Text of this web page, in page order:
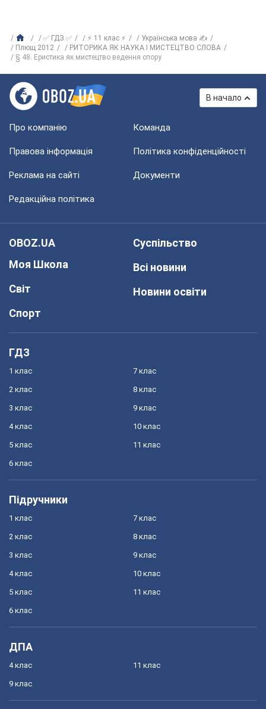
✅ ГДЗ ✅ ⚡ 11 клас ⚡
Українська мова ✍
Плющ 2012
РИТОРИКА ЯК НАУКА І МИСТЕЦТВО СЛОВА
§ 48. Еристика як мистецтво ведення спору
В начало
Про компанію Команда
Правова інформація Політика конфіденційності
Реклама на сайті Документи
Редакційна політика
OBOZ.UA
Моя Школа
Світ
Спорт
Суспільство
Всі новини
Новини освіти
ГДЗ
1 клас
2 клас
3 клас
4 клас
5 клас
6 клас
7 клас
8 клас
9 клас
10 клас
11 клас
Підручники
1 клас
2 клас
3 клас
4 клас
5 клас
6 клас
7 клас
8 клас
9 клас
10 клас
11 клас
ДПА
4 клас
9 клас
11 клас